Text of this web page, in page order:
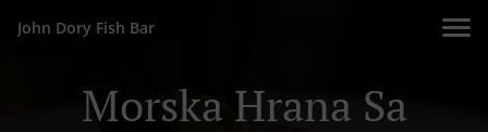
John Dory Fish Bar
Morska Hrana Sa